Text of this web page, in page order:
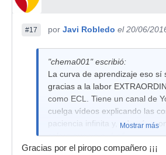
#17 por Javi Robledo el 20/06/
"chema001" escribió:
La curva de aprendizaje eso sí
gracias a la labor
como ECL. Tiene un canal de
cuelga vídeos explicando las
paciencia infinita y, además,
salero que yo qué sé.
Mostrar más
Gracias por el piropo compañero ¡¡¡